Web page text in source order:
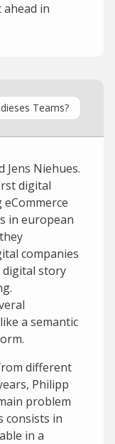
in
Teams?
Jens Niehues.
digital
in european
companies
story
a semantic
different
Philipp
problem
consists in
in a